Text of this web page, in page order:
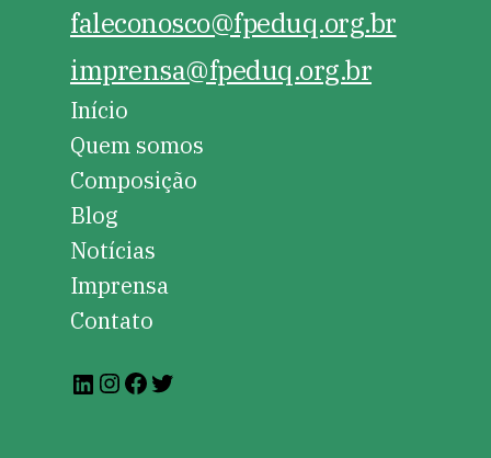
faleconosco@fpeduq.org.br
imprensa@fpeduq.org.br
LinkedIn
Instagram
Facebook
Início
Quem somos
Composição
Blog
Notícias
Imprensa
Contato